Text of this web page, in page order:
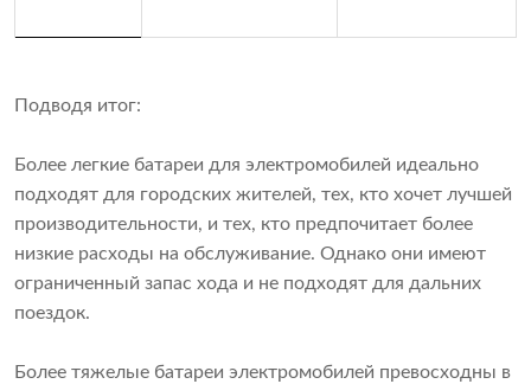
Подводя итог:
Более легкие батареи для электромобилей идеально
подходят для городских жителей, тех, кто хочет лучшей
производительности, и тех, кто предпочитает более
низкие расходы на обслуживание. Однако они имеют
ограниченный запас хода и не подходят для дальних
поездок.
Более тяжелые батареи электромобилей превосходны в